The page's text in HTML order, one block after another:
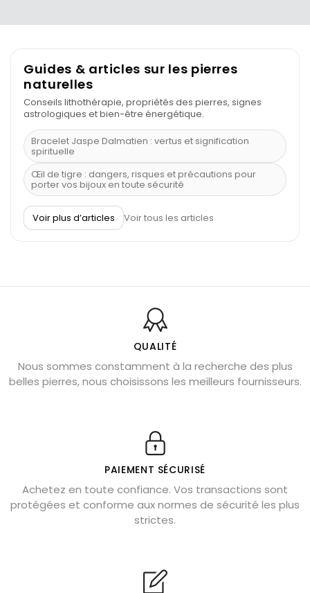
Guides & articles sur les pierres
naturelles
Conseils lithothérapie, propriétés des pierres, signes
astrologiques et bien-être énergétique.
Bracelet Jaspe Dalmatien : vertus et signification
spirituelle
Œil de tigre : dangers, risques et précautions pour
porter vos bijoux en toute sécurité
À quel poignet porter un bracelet de pierre
Découvrez le scorpion et ses pierres
Bienfaits de la sélénite – pierre des anges
L’améthyste est-elle faite pour moi ?
Chrysocolle : pierre apaisante
Obsidienne dorée : vertus et signification
Véritable citrine naturelle non chauffée
Où placer la citrine dans la maison
Cornaline : propriétés magiques
Capricorne : quelles pierres choisir
Shungite : purification et protection
Voir plus d’articles Voir tous les articles
QUALITÉ
Nous sommes constamment à la recherche des plus
belles pierres, nous choisissons les meilleurs fournisseurs.
PAIEMENT SÉCURISÉ
Achetez en toute confiance. Vos transactions sont
protégées et conforme aux normes de sécurité les plus
strictes.